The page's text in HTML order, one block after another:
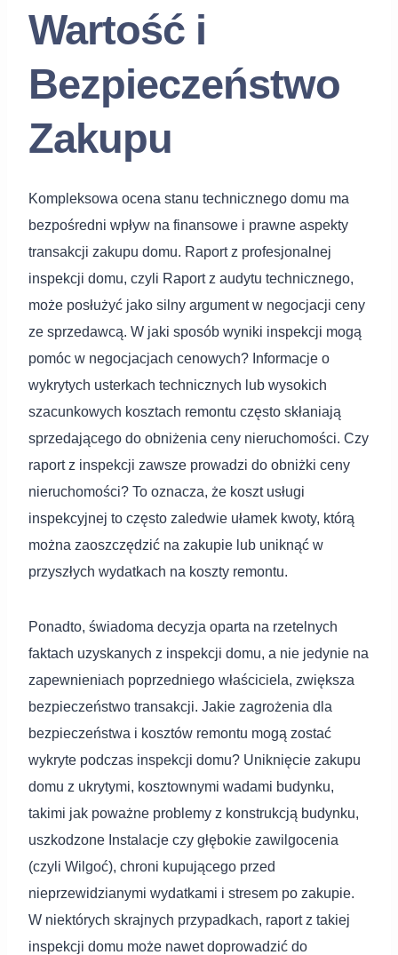
Wartość i
Bezpieczeństwo
Zakupu
Kompleksowa ocena stanu technicznego domu ma
bezpośredni wpływ na finansowe i prawne aspekty
transakcji zakupu domu. Raport z profesjonalnej
inspekcji domu, czyli Raport z audytu technicznego,
może posłużyć jako silny argument w negocjacji ceny
ze sprzedawcą. W jaki sposób wyniki inspekcji mogą
pomóc w negocjacjach cenowych? Informacje o
wykrytych usterkach technicznych lub wysokich
szacunkowych kosztach remontu często skłaniają
sprzedającego do obniżenia ceny nieruchomości. Czy
raport z inspekcji zawsze prowadzi do obniżki ceny
nieruchomości? To oznacza, że koszt usługi
inspekcyjnej to często zaledwie ułamek kwoty, którą
można zaoszczędzić na zakupie lub uniknąć w
przyszłych wydatkach na koszty remontu.
Ponadto, świadoma decyzja oparta na rzetelnych
faktach uzyskanych z inspekcji domu, a nie jedynie na
zapewnieniach poprzedniego właściciela, zwiększa
bezpieczeństwo transakcji. Jakie zagrożenia dla
bezpieczeństwa i kosztów remontu mogą zostać
wykryte podczas inspekcji domu? Uniknięcie zakupu
domu z ukrytymi, kosztownymi wadami budynku,
takimi jak poważne problemy z konstrukcją budynku,
uszkodzone Instalacje czy głębokie zawilgocenia
(czyli Wilgoć), chroni kupującego przed
nieprzewidzianymi wydatkami i stresem po zakupie.
W niektórych skrajnych przypadkach, raport z takiej
inspekcji domu może nawet doprowadzić do